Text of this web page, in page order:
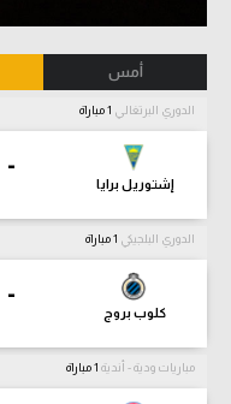
أمس
الدوري البرتغالي
-
إشتوريل برايا
الدوري البلجيكي
-
كلوب بروج
مباريات ودية - أندية